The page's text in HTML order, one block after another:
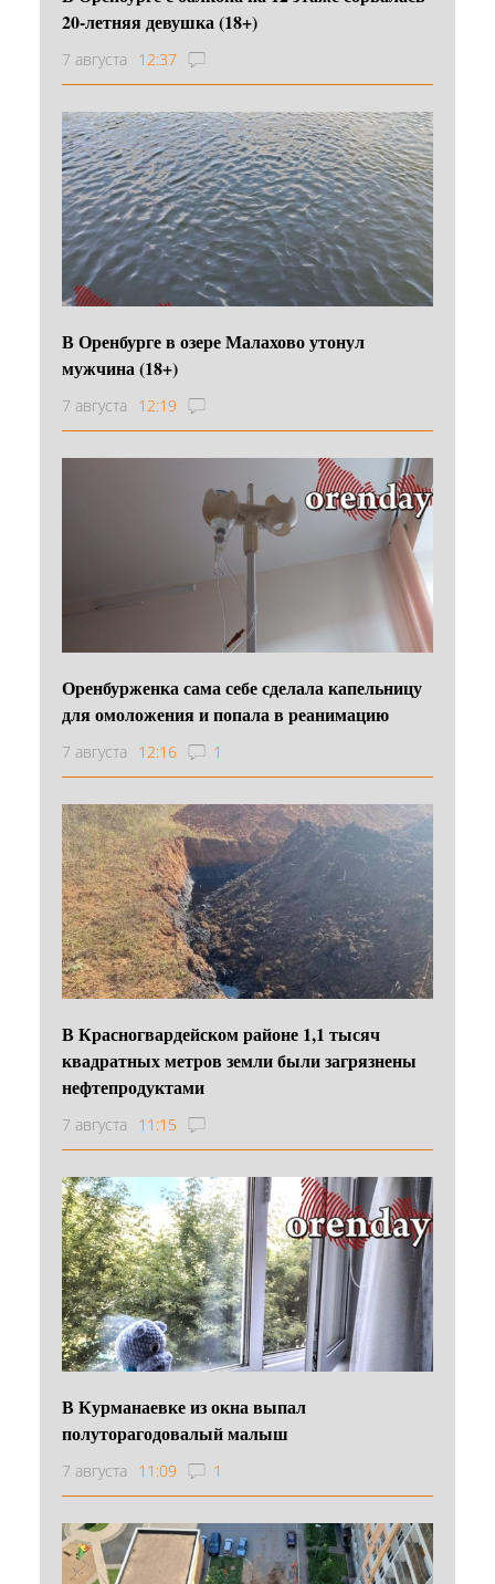
20-летняя девушка (18+)
7 августа 12:37
В Оренбурге в озере Малахово утонул
мужчина (18+)
7 августа 12:19
Оренбурженка сама себе сделала капельницу
для омоложения и попала в реанимацию
7 августа 12:16 1
В Красногвардейском районе 1,1 тысяч
квадратных метров земли были загрязнены
нефтепродуктами
7 августа 11:15
В Курманаевке из окна выпал
полуторагодовалый малыш
7 августа 11:09 1